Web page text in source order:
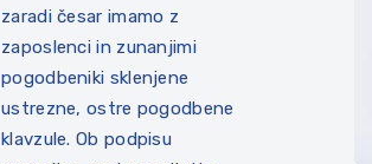
zaradi česar imamo z
zaposlenci in zunanjimi
pogodbeniki sklenjene
ustrezne, ostre pogodbene
klavzule. Ob podpisu